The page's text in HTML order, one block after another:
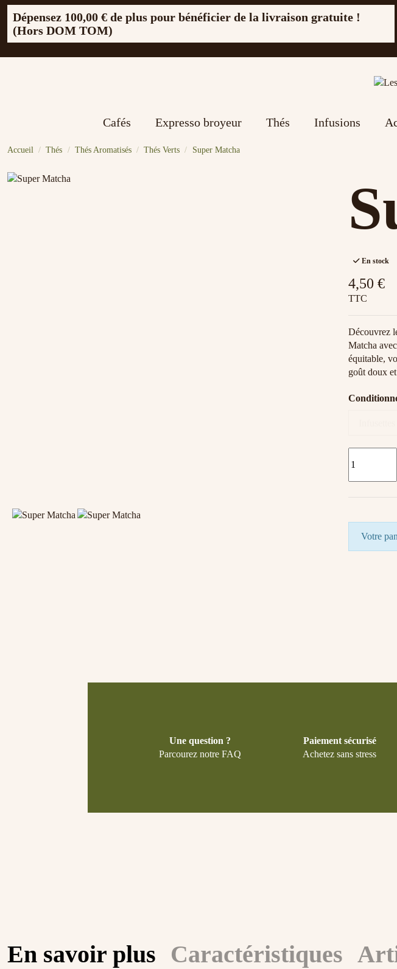
Dépensez 100,00 € de plus pour bénéficier de la livraison gratuite !
(Hors DOM TOM)
Cafés Expresso broyeur Thés Infusions
Accueil Thés Thés Aromatisés Thés Verts Super Matcha
En stock
4,50 €
TTC
Découvrez
Matcha
équitable,
goût doux
Votre
Une question ?
Parcourez notre FAQ
Paiement sécurisé
Achetez sans stress
En savoir plus Caractéristiques